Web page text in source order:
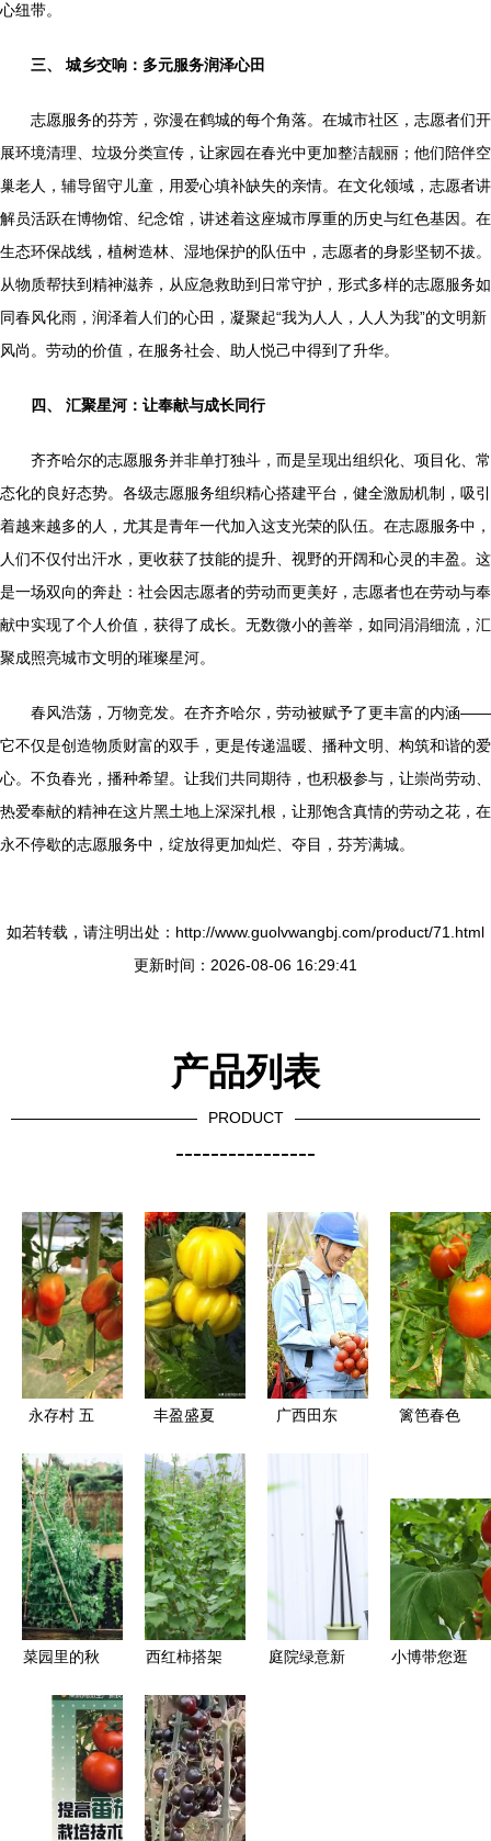
心纽带。
三、 城乡交响：多元服务润泽心田
志愿服务的芬芳，弥漫在鹤城的每个角落。在城市社区，志愿者们开
展环境清理、垃圾分类宣传，让家园在春光中更加整洁靓丽；他们陪伴空
巢老人，辅导留守儿童，用爱心填补缺失的亲情。在文化领域，志愿者讲
解员活跃在博物馆、纪念馆，讲述着这座城市厚重的历史与红色基因。在
生态环保战线，植树造林、湿地保护的队伍中，志愿者的身影坚韧不拔。
从物质帮扶到精神滋养，从应急救助到日常守护，形式多样的志愿服务如
同春风化雨，润泽着人们的心田，凝聚起“我为人人，人人为我”的文明新
风尚。劳动的价值，在服务社会、助人悦己中得到了升华。
四、 汇聚星河：让奉献与成长同行
齐齐哈尔的志愿服务并非单打独斗，而是呈现出组织化、项目化、常
态化的良好态势。各级志愿服务组织精心搭建平台，健全激励机制，吸引
着越来越多的人，尤其是青年一代加入这支光荣的队伍。在志愿服务中，
人们不仅付出汗水，更收获了技能的提升、视野的开阔和心灵的丰盈。这
是一场双向的奔赴：社会因志愿者的劳动而更美好，志愿者也在劳动与奉
献中实现了个人价值，获得了成长。无数微小的善举，如同涓涓细流，汇
聚成照亮城市文明的璀璨星河。
春风浩荡，万物竞发。在齐齐哈尔，劳动被赋予了更丰富的内涵——
它不仅是创造物质财富的双手，更是传递温暖、播种文明、构筑和谐的爱
心。不负春光，播种希望。让我们共同期待，也积极参与，让崇尚劳动、
热爱奉献的精神在这片黑土地上深深扎根，让那饱含真情的劳动之花，在
永不停歇的志愿服务中，绽放得更加灿烂、夺目，芬芳满城。
如若转载，请注明出处：http://www.guolvwangbj.com/product/71.html
更新时间：2026-08-06 16:29:41
产品列表
PRODUCT
----------------
永存村 五
茄“点亮”致
富路，电焊
网织就幸福
梦
丰盈盛夏
生命诗篇
广西田东
春天丰收曲
篱笆春色
菜园里的秋
西红柿搭架
选材到上
架，助你收
获累累硕果
庭院绿意新
小博带您逛